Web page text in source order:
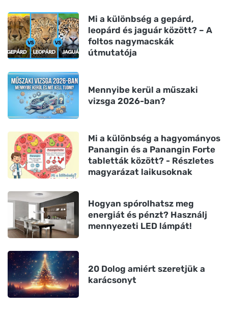
Mi a különbség a gepárd,
leopárd és jaguár között? – A
foltos nagymacskák
útmutatója
Mennyibe kerül a műszaki
vizsga 2026-ban?
Mi a különbség a hagyományos
Panangin és a Panangin Forte
tabletták között? - Részletes
magyarázat laikusoknak
Hogyan spórolhatsz meg
energiát és pénzt? Használj
mennyezeti LED lámpát!
20 Dolog amiért szeretjük a
karácsonyt